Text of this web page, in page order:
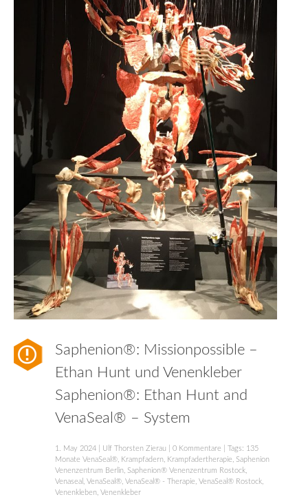
Saphenion®: Missionpossible –
Ethan Hunt und Venenkleber
Saphenion®: Ethan Hunt and
VenaSeal® – System
1. May 2024 Ulf Thorsten Zierau 0 Kommentare | Tags: 135
Monate VenaSeal®
Krampfadern Krampfadertherapie
Saphenion
Venenzentrum Berlin Saphenion® Venenzentrum Rostock
Venaseal
VenaSeal® VenaSeal® - Therapie VenaSeal® Rostock
Venenkleben Venenkleber